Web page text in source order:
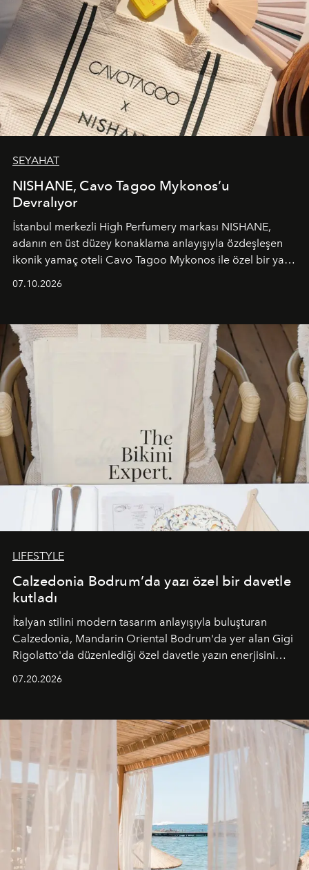
SEYAHAT
NISHANE, Cavo Tagoo Mykonos’u
Devralıyor
İstanbul merkezli High Perfumery markası NISHANE,
adanın en üst düzey konaklama anlayışıyla özdeşleşen
ikonik yamaç oteli Cavo Tagoo Mykonos ile özel bir yaz
buluşturarak markanın Cavo Tagoo’daki varlığını
sürükleyici ve mevsime özel bir deneyime dönüştürüyor.
07.10.2026
LIFESTYLE
Calzedonia Bodrum’da yazı özel bir davetle
kutladı
İtalyan stilini modern tasarım anlayışıyla buluşturan
Calzedonia, Mandarin Oriental Bodrum'da yer alan Gigi
Rigolatto'da düzenlediği özel davetle yazın enerjisini
07.20.2026